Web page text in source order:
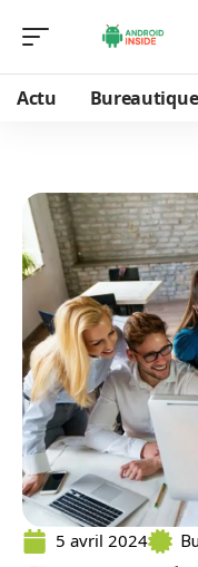
Actu Bureautique
5 avril 2024